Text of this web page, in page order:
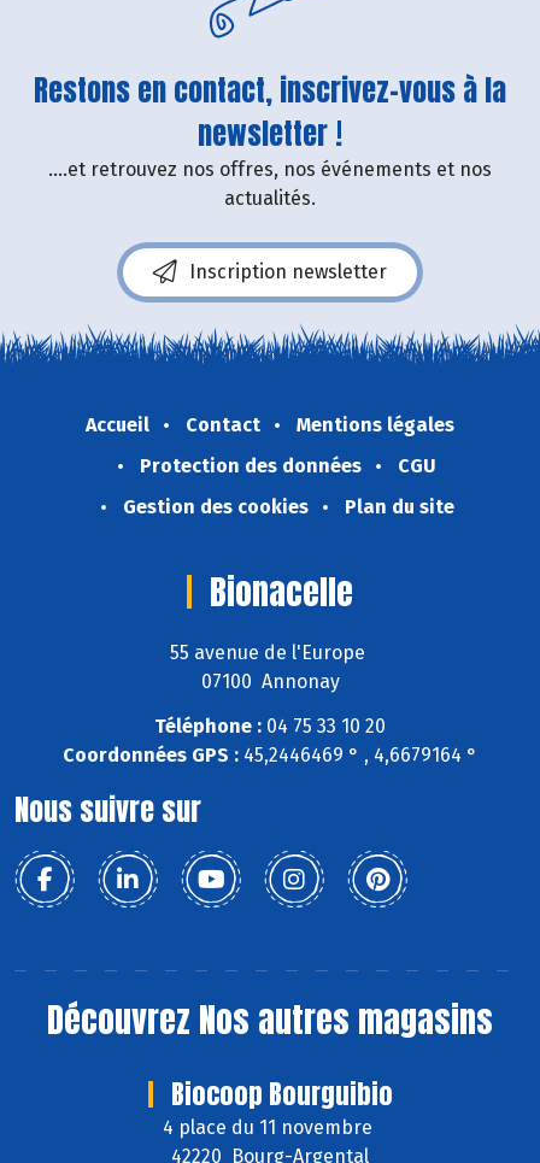
Restons en contact, inscrivez-vous à la
newsletter !
....et retrouvez nos offres, nos événements et nos
actualités.
Inscription newsletter
Accueil Contact
Mentions légales
Protection des données
CGU
Gestion des cookies
Plan du site
Bionacelle
55 avenue de l'Europe
07100 Annonay
Téléphone : 04 75 33 10 20
Coordonnées GPS : 45,2446469 ° , 4,6679164 °
Nous suivre sur
Découvrez Nos autres magasins
Biocoop Bourguibio
4 place du 11 novembre
42220 Bourg-Argental